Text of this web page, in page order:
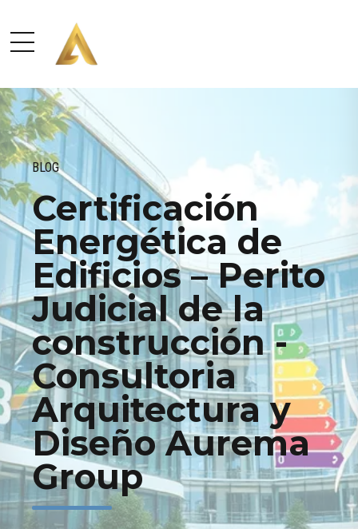
BLOG
Certificación
Energética de
Edificios – Perito
Judicial de la
construcción -
Consultoria
Arquitectura y
Diseño Aurema
Group